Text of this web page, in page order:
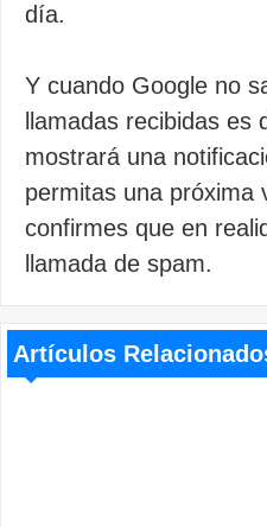
día.
Y cuando Google no
llamadas recibidas es
mostrará una
permitas una próxima
confirmes que en
llamada de spam.
Artículos